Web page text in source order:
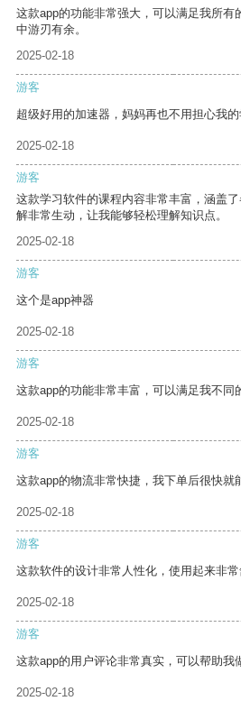
这款app的功能非常强大，可以满足我所有
中游刃有余。
2025-02-18
游客
超级好用的加速器，妈妈再也不用担心我的
2025-02-18
游客
这款学习软件的课程内容非常丰富，涵盖
解非常生动，让我能够轻松理解知识点。
2025-02-18
游客
这个是app神器
2025-02-18
游客
这款app的功能非常丰富，可以满足我不同
2025-02-18
游客
这款app的物流非常快捷，我下单后很快就
2025-02-18
游客
这款软件的设计非常人性化，使用起来非常
2025-02-18
游客
这款app的用户评论非常真实，可以帮助我
2025-02-18